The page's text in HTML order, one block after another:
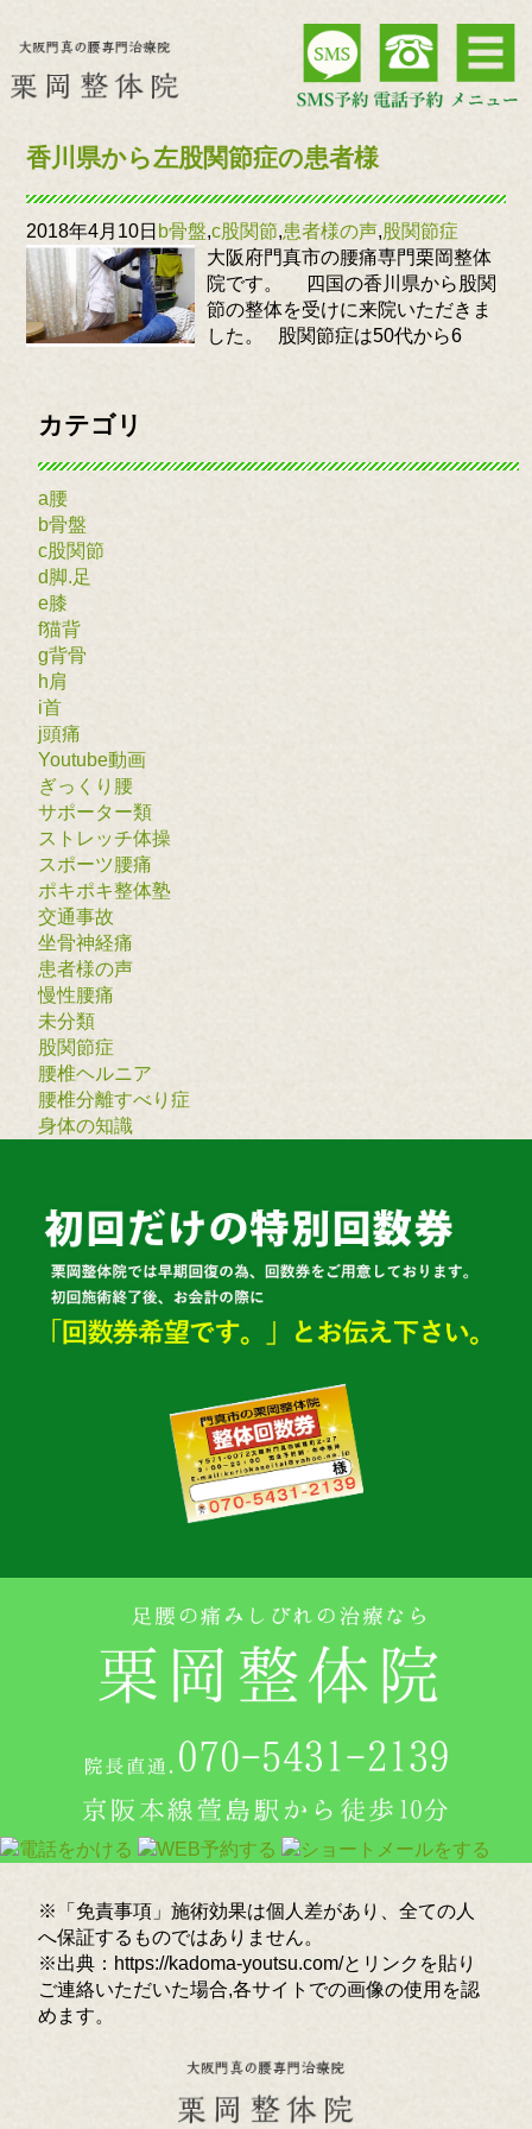
香川県から左股関節症の患者様
2018年4月10日 b骨盤,c股関節,患者様の声,股関節症
大阪府門真市の腰痛専門栗岡整体
院です。 四国の香川県から股関
節の整体を受けに来院いただきま
した。 股関節症は50代から6
カテゴリ
a腰
b骨盤
c股関節
d脚.足
e膝
f猫背
g背骨
h肩
i首
j頭痛
Youtube動画
ぎっくり腰
サポーター類
ストレッチ体操
スポーツ腰痛
ポキポキ整体塾
交通事故
坐骨神経痛
患者様の声
慢性腰痛
未分類
股関節症
腰椎ヘルニア
腰椎分離すべり症
身体の知識
※「免責事項」施術効果は個人差があり、全ての人
へ保証するものではありません。
※出典：https://kadoma-youtsu.com/とリンクを貼り
ご連絡いただいた場合,各サイトでの画像の使用を認
めます。